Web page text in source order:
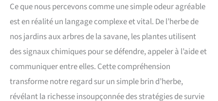
Ce que nous percevons comme une simple odeur agréable
est en réalité un langage complexe et vital. De l’herbe de
nos jardins aux arbres de la savane, les plantes utilisent
des signaux chimiques pour se défendre, appeler à l’aide et
communiquer entre elles. Cette compréhension
transforme notre regard sur un simple brin d’herbe,
révélant la richesse insoupçonnée des stratégies de survie